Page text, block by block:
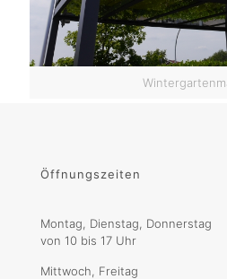
Öffnungszeiten
Montag, Dienstag, Donnerstag
von 10 bis 17 Uhr
Mittwoch, Freitag